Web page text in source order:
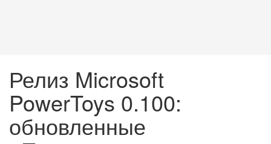
Релиз Microsoft
PowerToys 0.100:
обновленные